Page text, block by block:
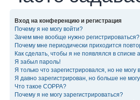
Вход на конференцию и регистрация
Почему я не могу войти?
Зачем мне вообще нужно регистрироваться?
Почему мне периодически приходится
Как сделать, чтобы я не появлялся в списке
Я забыл пароль!
Я только что зарегистрировался, но не могу
Я давно зарегистрирован, но больше не
Что такое COPPA?
Почему я не могу зарегистрироваться?